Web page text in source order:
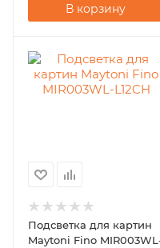
В корзину
Подсветка для картин
Maytoni Fino